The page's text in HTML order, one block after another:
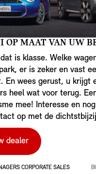
OP MAAT VAN UW
is klasse. Welke
er is zeker en vast
En wees gerust, u krijgt
heel wat voor terug.
mee! Interesse en
op met de
dealer
CORPORATE SALES